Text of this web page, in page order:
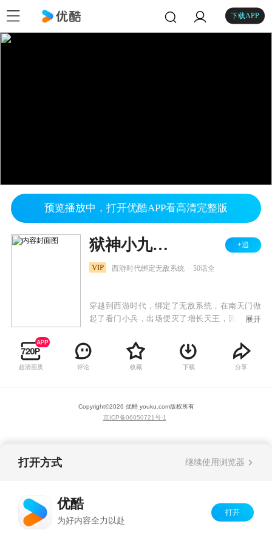
下载APP
预览播放中，打开优酷APP看高清完整版
狱神小九天 第三季 +追
VIP 西游时代绑定无敌系统 50话全
穿越到西游时代，绑定了无敌系统，在南天门做
起了看门小兵，出场便灭了增长天王，因此西游
展开
超清画质 评论 收藏 下载 分享
Copyright©2026 优酷 youku.com版权所有
京ICP备06050721号-1
打开方式 继续使用浏览器
优酷
为好内容全力以赴
打开